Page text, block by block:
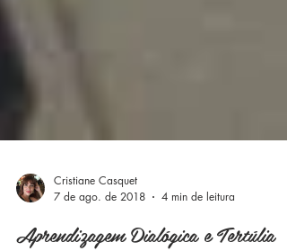
7 de ago. de 2018
4 min de leitura